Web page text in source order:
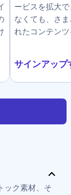
ービスを拡大
なくても、さ
れたコンテン
サインアップ
ク素材、そ